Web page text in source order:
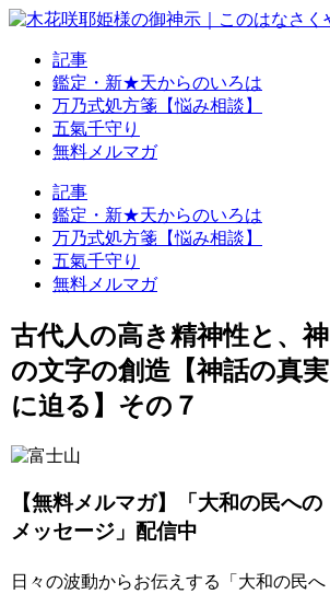
記事
鑑定・新★天からのいろは
万乃式処方箋【悩み相談】
五氣千守り
無料メルマガ
記事
鑑定・新★天からのいろは
万乃式処方箋【悩み相談】
五氣千守り
無料メルマガ
古代人の高き精神性と、神
の文字の創造【神話の真実
に迫る】その７
【無料メルマガ】「大和の民への
メッセージ」配信中
日々の波動からお伝えする「大和の民へ